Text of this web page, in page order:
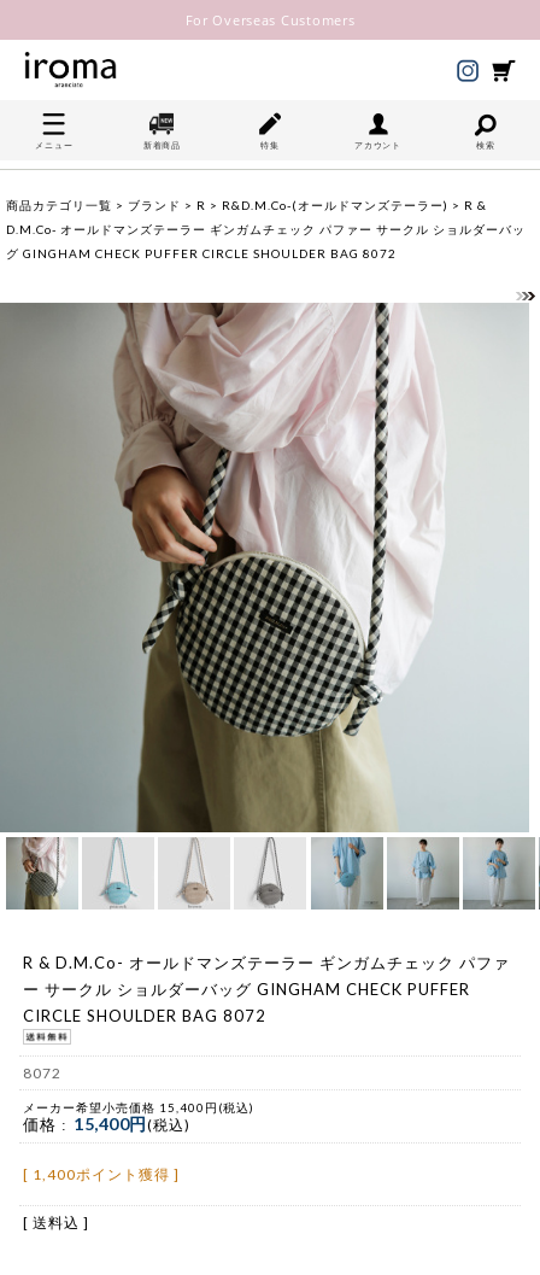
For Overseas Customers
メニュー 新着商品 特集 アカウント 検索
商品カテゴリ一覧 > ブランド > R > R&D.M.Co-(オールドマンズテーラー) > R &
D.M.Co- オールドマンズテーラー ギンガムチェック パファー サークル ショルダーバッ
グ GINGHAM CHECK PUFFER CIRCLE SHOULDER BAG 8072
R & D.M.Co- オールドマンズテーラー ギンガムチェック パファ
ー サークル ショルダーバッグ GINGHAM CHECK PUFFER
CIRCLE SHOULDER BAG 8072
8072
メーカー希望小売価格 15,400円(税込)
価格 : 15,400円 (税込)
[ 1,400ポイント獲得 ]
[ 送料込 ]